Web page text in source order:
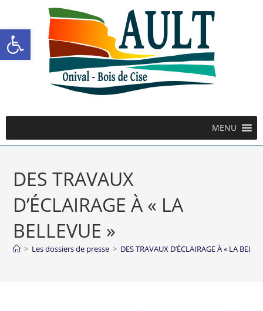
Ouvrir la barre d’outils
MENU
DES TRAVAUX
D’ÉCLAIRAGE À « LA
BELLEVUE »
> Les dossiers de presse > DES TRAVAUX D’ÉCLAIRAGE À « LA